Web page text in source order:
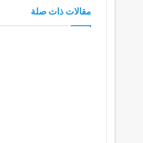
مقالات ذات صلة